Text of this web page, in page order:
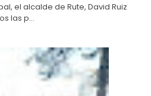
el alcalde de Rute, David Ruiz
las p...